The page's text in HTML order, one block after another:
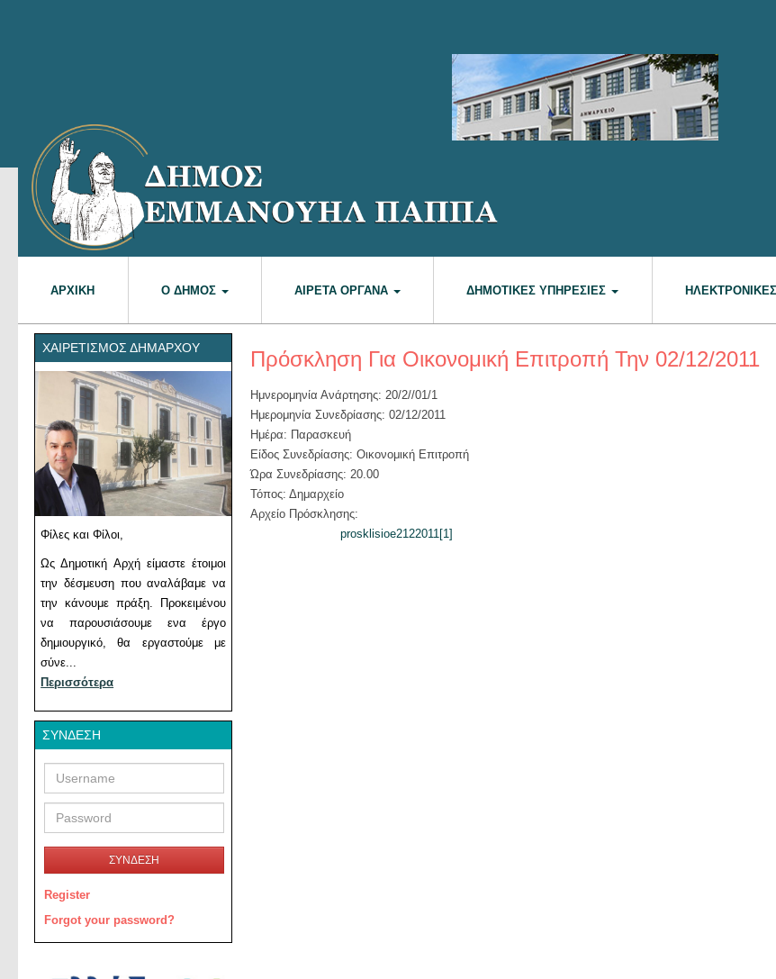
ΑΡΧΙΚΉ Ο ΔΉΜΟΣ ΑΙΡΕΤΆ ΌΡΓΑΝΑ ΔΗΜΟΤΙΚΈΣ ΥΠΗΡΕΣΊΕΣ
ΧΑΙΡΕΤΙΣΜΌΣ ΔΗΜΆΡΧΟΥ
Φίλες και Φίλοι,
Ως Δημοτική Αρχή είμαστε έτοιμοι
την δέσμευση που αναλάβαμε να
την κάνουμε πράξη. Προκειμένου
να παρουσιάσουμε ενα έργο
δημιουργικό, θα εργαστούμε με
σύνε...
Περισσότερα
ΣΎΝΔΕΣΗ
ΣΥΝΔΕΣΗ
Register
Forgot your password?
Πρόσκληση Για Οικονομική Επιτροπή Την 02/12/2011
Ημνερομηνία Ανάρτησης: 20/2//01/1
Ημερομηνία Συνεδρίασης: 02/12/2011
Ημέρα: Παρασκευή
Είδος Συνεδρίασης: Οικονομική Επιτροπή
Ώρα Συνεδρίασης: 20.00
Τόπος: Δημαρχείο
Αρχείο Πρόσκλησης:
prosklisioe2122011[1]